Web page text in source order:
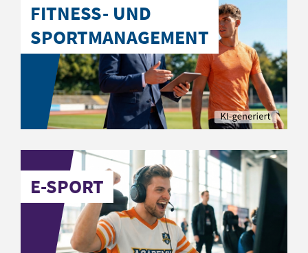
FITNESS- UND
SPORTMANAGEMENT
E-SPORT